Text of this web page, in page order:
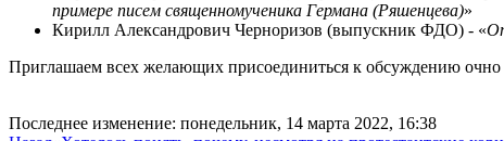
примере писем священномученика Германа (Ряшенцева)»
Кирилл Александрович Черноризов (выпускник ФДО) - «
Приглашаем всех желающих присоединиться к обсуждению очно
Последнее изменение: понедельник, 14 марта 2022, 16:38